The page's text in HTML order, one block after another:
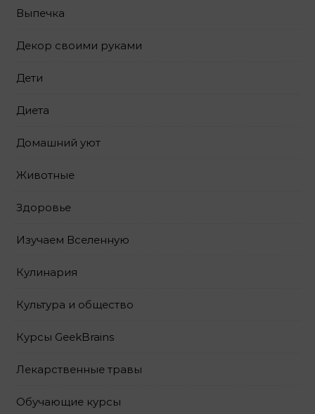
Выпечка
Декор своими руками
Дети
Диета
Домашний уют
Животные
Здоровье
Изучаем Вселенную
Кулинария
Культура и общество
Курсы GeekBrains
Лекарственные травы
Обучающие курсы